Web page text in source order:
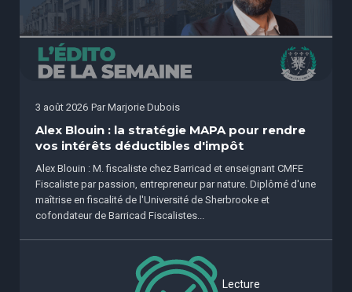
3 août 2026 Par Marjorie Dubois
Alex Blouin : la stratégie MAPA pour rendre
vos intérêts déductibles d'impôt
Alex Blouin : M. fiscaliste chez Barricad et enseignant CMFE
Fiscaliste par passion, entrepreneur par nature. Diplômé d'une
maîtrise en fiscalité de l'Université de Sherbrooke et
cofondateur de Barricad Fiscalistes...
Lecture